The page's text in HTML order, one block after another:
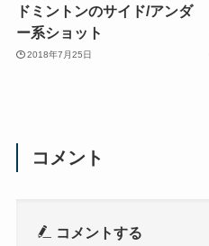
ドミントンのサイド/アンダ
ー系ショット
2018年7月25日
コメント
コメントする